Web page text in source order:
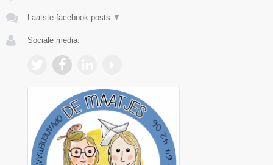
Laatste facebook posts ▼
Sociale media: